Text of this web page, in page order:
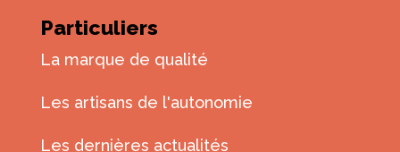
Particuliers
La marque de qualité
Les artisans de l'autonomie
Les dernières actualités